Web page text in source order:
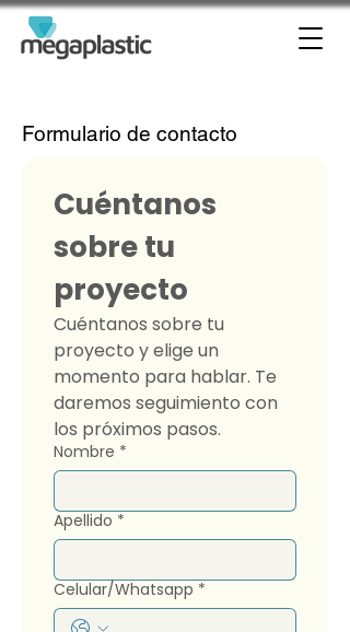
Formulario de contacto
Cuéntanos
sobre tu
proyecto
Cuéntanos sobre tu
proyecto y elige un
momento para hablar. Te
daremos seguimiento con
los próximos pasos.
Nombre *
Apellido *
Celular/Whatsapp *